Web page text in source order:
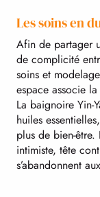
Les soins en
Afin de partager
de complicité
soins et
espace associe la
La baignoire Yin-
huiles
plus de bien-
intimiste, tête
s’abandonnent